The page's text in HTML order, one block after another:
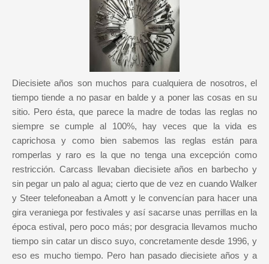
Diecisiete años son muchos para cualquiera de nosotros, el
tiempo tiende a no pasar en balde y a poner las cosas en su
sitio. Pero ésta, que parece la madre de todas las reglas no
siempre se cumple al 100%, hay veces que la vida es
caprichosa y como bien sabemos las reglas están para
romperlas y raro es la que no tenga una excepción como
restricción. Carcass llevaban diecisiete años en barbecho y
sin pegar un palo al agua; cierto que de vez en cuando Walker
y Steer telefoneaban a Amott y le convencían para hacer una
gira veraniega por festivales y así sacarse unas perrillas en la
época estival, pero poco más; por desgracia llevamos mucho
tiempo sin catar un disco suyo, concretamente desde 1996, y
eso es mucho tiempo. Pero han pasado diecisiete años y a